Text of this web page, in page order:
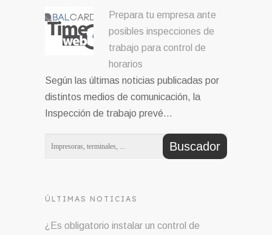
Prepara tu empresa ante
posibles inspecciones de
trabajo para control de
horarios
Según las últimas noticias publicadas por
distintos medios de comunicación, la
Inspección de trabajo prevé…
ÚLTIMAS NOTICIAS
¿Es obligatorio instalar un control de